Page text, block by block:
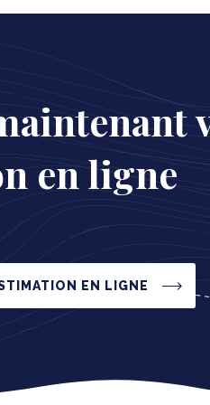
en ligne
EN LIGNE